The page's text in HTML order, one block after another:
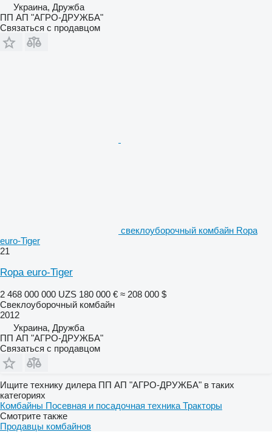
Украина, Дружба
ПП АП "АГРО-ДРУЖБА"
Связаться с продавцом
свеклоуборочный комбайн Ropa
euro-Tiger
21
Ropa euro-Tiger
2 468 000 000 UZS 180 000 € ≈ 208 000 $
Свеклоуборочный комбайн
2012
Украина, Дружба
ПП АП "АГРО-ДРУЖБА"
Связаться с продавцом
Ищите технику дилера ПП АП "АГРО-ДРУЖБА" в таких
категориях
Комбайны Посевная и посадочная техника Тракторы
Смотрите также
Продавцы комбайнов